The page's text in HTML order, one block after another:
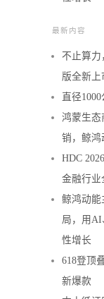
最新内容
不止算
版全新上
直径
鸿蒙生态
销，鲸鸿
HDC
金融行业
鲸鸿动能
局，用AI
性增长
618登顶
新爆款